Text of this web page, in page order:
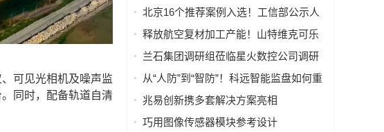
可见光相机及噪声监
同时，配备轨道自清
EtherCAT、Ethernet/IP、BACnet/IP等多
种协议
技太能打！
北京16个推荐案例入选！工信部公示人
工智能应用典型案例
释放航空复材加工产能！山特维克可乐
满锯齿刃铣刀从源头解决四大铣削工艺
兰石集团调研组莅临星火数控公司调研
指导数智化转型工作
从“人防”到“智防”！科远智能监盘如何重
塑火电运行新范式
兆易创新携多套解决方案亮相
CIIF2025，助力人形机器人落地
巧用图像传感器模块参考设计